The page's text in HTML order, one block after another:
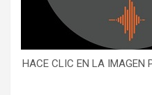
HACE CLIC EN LA IMAGEN